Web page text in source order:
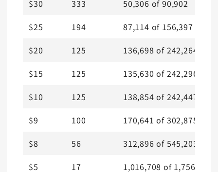
$30 333 50,306 of90,902
$25
194 87,114 of 156,397
$20
125 136,698of 242,264
$15
125 135,630of 242,296
$10
125 138,854of 242,447
$9
100 170,641of 302,875
$8
56 312,896of 545,203
$5
17 1,016,708of 1,756,985